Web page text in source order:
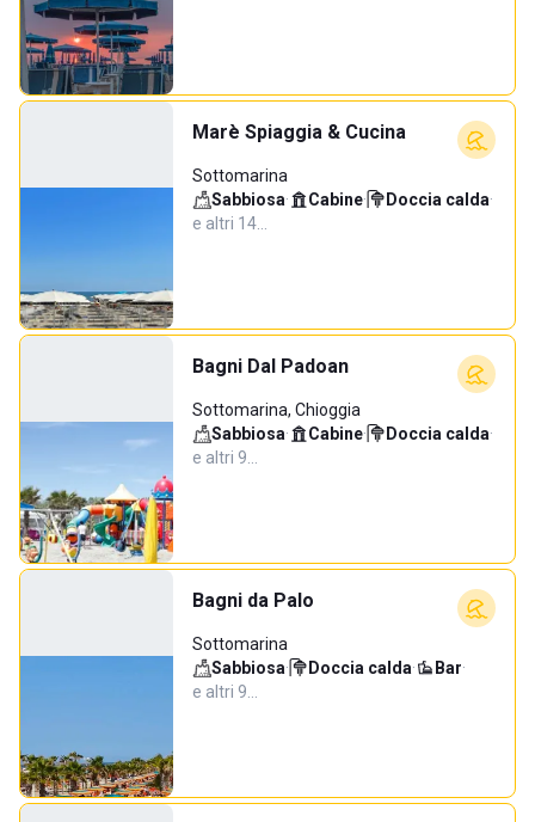
Marè Spiaggia & Cucina
Sottomarina
Sabbiosa· Cabine· Doccia calda·
e altri 14…
Bagni Dal Padoan
Sottomarina, Chioggia
Sabbiosa· Cabine· Doccia calda·
e altri 9…
Bagni da Palo
Sottomarina
Sabbiosa· Doccia calda· Bar·
e altri 9…